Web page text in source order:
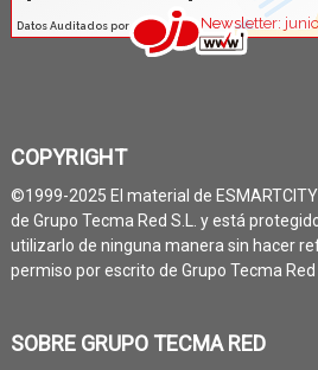
COPYRIGHT
©1999-2025 El material de
de Grupo Tecma Red S.L. y está
utilizarlo de ninguna manera sin hacer
permiso por escrito de Grupo Tecma Red
SOBRE GRUPO TECMA RED